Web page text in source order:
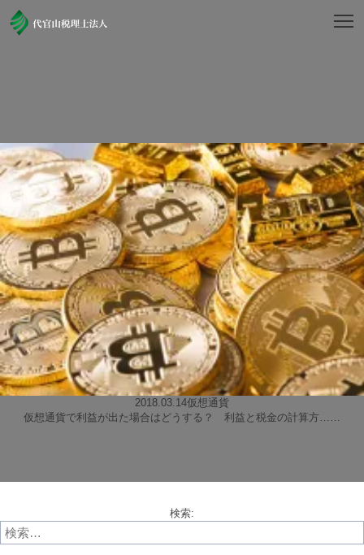
2018.03.14仮想通貨
仮想通貨で利益が出た場合はどうする？ 利益と税金の計算方……
検索: